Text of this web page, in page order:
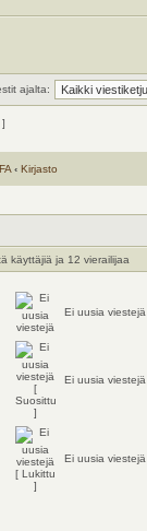
ajalta:
‹ Kirjasto
käyttäjiä ja 12 vierailijaa
Ei uusia viestejä
Ei uusia
Ei uusia